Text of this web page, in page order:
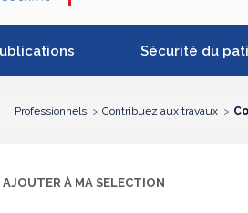
Sécurité du
Professionnels Contribuez aux travaux
AJOUTER À MA SELECTION